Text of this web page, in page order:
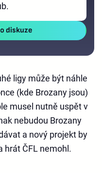
diskuze
ligy může být náhle
(kde Brozany jsou)
musel nutně uspět v
nebudou Brozany
a nový projekt by
hrát ČFL nemohl.